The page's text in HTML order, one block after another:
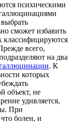
психическими
сможет избавить
классифицируются
всего,
на два
. К
которых
объект, не
удивляется,
При
болен, и